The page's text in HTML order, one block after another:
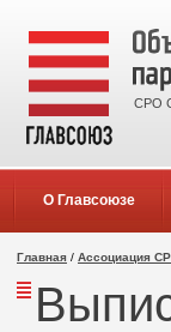
СРО
О Главсоюзе
Главная / Ассоциация